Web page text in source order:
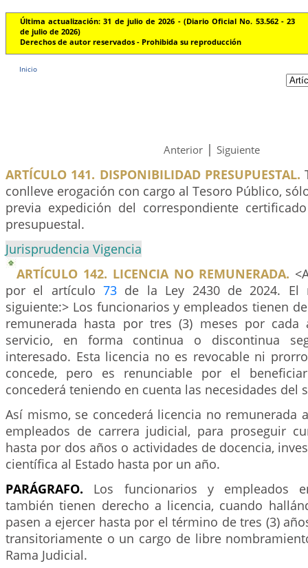
Última actualización: 31 de julio de 2026 - (Diario Oficial No. 53.562 - 23
de julio de 2026)
Derechos de autor reservados - Prohibida su reproducción
Inicio
Anterior | Siguiente
ARTÍCULO 141. DISPONIBILIDAD PRESUPUESTAL.
conlleve erogación con cargo al Tesoro Público,
previa expedición del correspondiente
presupuestal.
Jurisprudencia Vigencia
ARTÍCULO 142. LICENCIA NO REMUNERADA.
por el artículo73 de la Ley 2430 de 2024. El
siguiente:> Los funcionarios y empleados tienen
remunerada hasta por tres (3) meses por cada
servicio, en forma continua o discontinua
interesado. Esta licencia no es revocable ni
concede, pero es renunciable por el
concederá teniendo en cuenta las necesidades del
Así mismo, se concederá licencia no remunerada
empleados de carrera judicial, para proseguir
hasta por dos años o actividades de docencia,
científica al Estado hasta por un año.
PARÁGRAFO. Los funcionarios y empleados
también tienen derecho a licencia, cuando
pasen a ejercer hasta por el término de tres (3)
transitoriamente o un cargo de libre
Rama Judicial.